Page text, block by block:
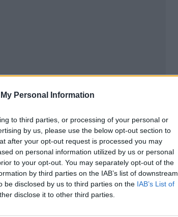
Personal Information
to third parties, or processing of your personal or
by us, please use the below opt-out section to
after your opt-out request is processed you may
on personal information utilized by us or personal
to your opt-out. You may separately opt-out of the
by third parties on the IAB’s list of downstream
be disclosed by us to third parties on the IAB’s List of
disclose it to other third parties.